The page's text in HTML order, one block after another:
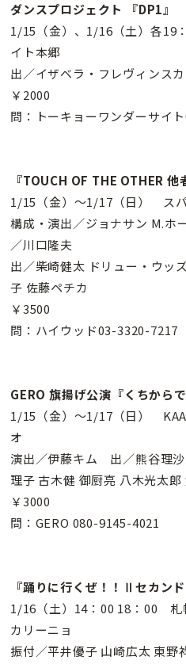
ダンスプロジェクト 『DP1』
1/15（金）、1/16（土）各19
イト本郷
出／イザベラ・フレヴィンス
￥2000
問：トーキョーワンダーサイ
『TOUCH OF THE OTHER 他
1/15（金）〜1/17（日） ス
構成・演出／ジョナサン M.
／川口隆夫
出／柴崎健太 ドリュー・ウッ
子 佐藤ペチカ
￥3500
問：ハイウッド03-3320-7217
GERO 旗揚げ公演『くちからで
1/15（金）〜1/17（日）
オ
演出／伊藤キム 出／熊谷理
理子 古木健 御厨亮 八木光太
￥3000
問：GERO 080-9145-4021
『踊りに行くぜ！！Ⅱセカン
1/16（土）14：00 18：00 札
カリーニョ
振付／平井優子 山崎広太 東